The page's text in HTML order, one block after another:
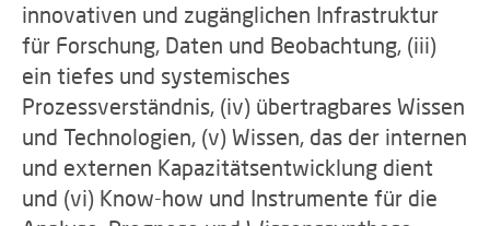
innovativen und zugänglichen Infrastruktur
für Forschung, Daten und Beobachtung, (iii)
ein tiefes und systemisches
Prozessverständnis, (iv) übertragbares Wissen
und Technologien, (v) Wissen, das der internen
und externen Kapazitätsentwicklung dient
und (vi) Know-how und Instrumente für die